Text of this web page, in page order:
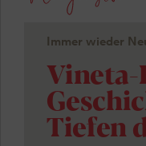
Immer wieder
Vineta-
Tiefen